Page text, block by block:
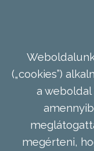
(„cookies”)
a weboldal
megérteni,